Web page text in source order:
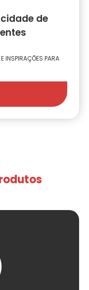
de
INSPIRAÇÕES PARA